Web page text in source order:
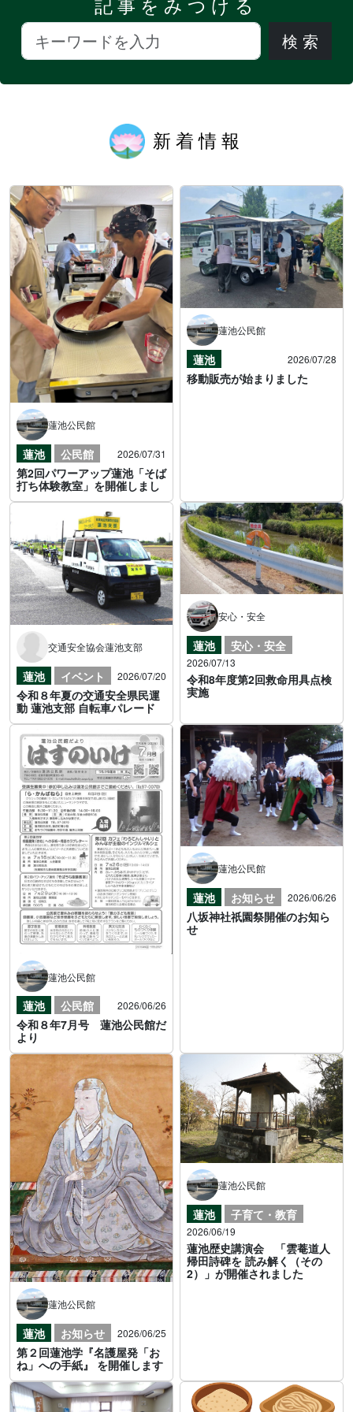
新着情報
蓮池公民館
蓮池 公民館 2026/07/31
第2回パワーアップ蓮池「そば
打ち体験教室」を開催しまし
蓮池公民館
蓮池 2026/07/28
移動販売が始まりました
交通安全協会蓮池支部
蓮池 イベント 2026/07/20
令和８年夏の交通安全県民運
動 蓮池支部 自転車パレード
安心・安全
蓮池 安心・安全
2026/07/13
令和8年度第2回救命用具点検
実施
蓮池公民館
蓮池 公民館 2026/06/26
令和８年7月号 蓮池公民館だ
より
蓮池公民館
蓮池 お知らせ 2026/06/26
八坂神社祇園祭開催のお知ら
せ
蓮池公民館
蓮池 お知らせ 2026/06/25
第２回蓮池学『名護屋発「お
ね」への手紙』 を開催します
蓮池公民館
蓮池 子育て・教育
2026/06/19
蓮池歴史講演会 「雲菴道人
帰田詩碑を 読み解く（その
2）」が開催されました